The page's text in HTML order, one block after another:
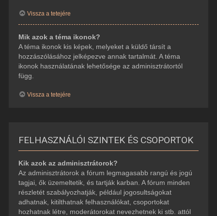
Vissza a tetejére
Mik azok a téma ikonok?
A téma ikonok kis képek, melyeket a küldő társít a
hozzászólásához jelképezve annak tartalmát. A téma
ikonok használatának lehetősége az adminisztrátortól
függ.
Vissza a tetejére
FELHASZNÁLÓI SZINTEK ÉS CSOPORTOK
Kik azok az adminisztrátorok?
Az adminisztrátorok a fórum legmagasabb rangú és jogú
tagjai, ők üzemeltetik, és tartják karban. A fórum minden
részletét szabályozhatják, például jogosultságokat
adhatnak, kitilthatnak felhasználókat, csoportokat
hozhatnak létre, moderátorokat nevezhetnek ki stb. attól